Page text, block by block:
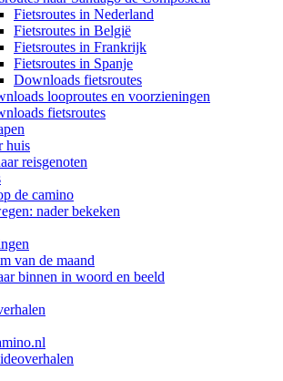
Fietsroutes in Nederland
Fietsroutes in België
Fietsroutes in Frankrijk
Fietsroutes in Spanje
Downloads fietsroutes
looproutes en voorzieningen
fietsroutes
huis
reisgenoten
de camino
nader bekeken
van de maand
binnen in woord en beeld